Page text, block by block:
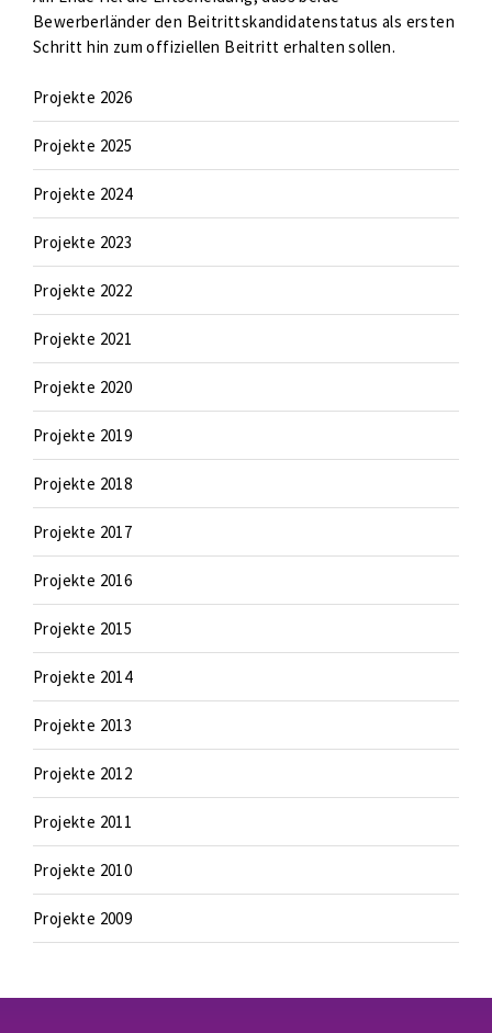
Bewerberländer den Beitrittskandidatenstatus als ersten
Schritt hin zum offiziellen Beitritt erhalten sollen.
Projekte 2026
Projekte 2025
Projekte 2024
Projekte 2023
Projekte 2022
Projekte 2021
Projekte 2020
Projekte 2019
Projekte 2018
Projekte 2017
Projekte 2016
Projekte 2015
Projekte 2014
Projekte 2013
Projekte 2012
Projekte 2011
Projekte 2010
Projekte 2009